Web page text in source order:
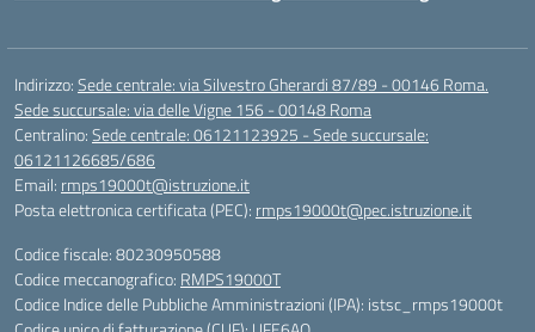
Indirizzo:Sede centrale: via Silvestro Gherardi 87/89 - 00146 Roma.
Sede succursale: via delle Vigne 156 - 00148 Roma
Centralino:Sede centrale: 06121123925 - Sede succursale:
06121126685/686
Email: rmps19000t@istruzione.it
Posta elettronica certificata (PEC): rmps19000t@pec.istruzione.it
Codice fiscale: 80230950588
Codice meccanografico: RMPS19000T
Codice Indice delle Pubbliche Amministrazioni (IPA): istsc_rmps19000t